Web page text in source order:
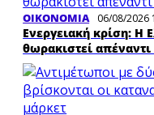
ΟΙΚΟΝΟΜΙΑ 06/08/2026
Ενεργειακή κρίση: Η
θωρακιστεί απέναντι